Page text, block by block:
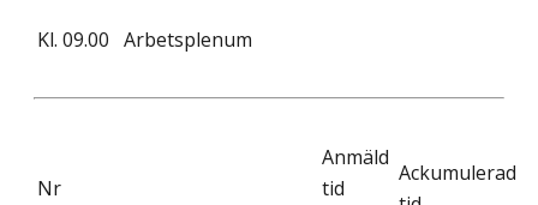
Kl. 09.00 Arbetsplenum
Nr
Anmäld
tid
Ackumulerad